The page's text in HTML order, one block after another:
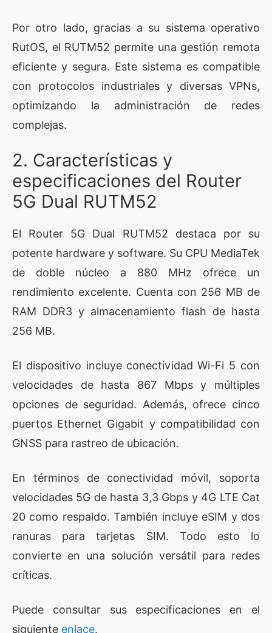
Por otro lado, gracias a su sistema operativo
RutOS, el RUTM52 permite una gestión remota
eficiente y segura. Este sistema es compatible
con protocolos industriales y diversas VPNs,
optimizando la administración de redes
complejas.
2. Características y
especificaciones del Router
5G Dual RUTM52
El Router 5G Dual RUTM52 destaca por su
potente hardware y software. Su CPU MediaTek
de doble núcleo a 880 MHz ofrece un
rendimiento excelente. Cuenta con 256 MB de
RAM DDR3 y almacenamiento flash de hasta
256 MB.
El dispositivo incluye conectividad Wi-Fi 5 con
velocidades de hasta 867 Mbps y múltiples
opciones de seguridad. Además, ofrece cinco
puertos Ethernet Gigabit y compatibilidad con
GNSS para rastreo de ubicación.
En términos de conectividad móvil, soporta
velocidades 5G de hasta 3,3 Gbps y 4G LTE Cat
20 como respaldo. También incluye eSIM y dos
ranuras para tarjetas SIM. Todo esto lo
convierte en una solución versátil para redes
críticas.
Puede consultar sus especificaciones en el
siguiente enlace.